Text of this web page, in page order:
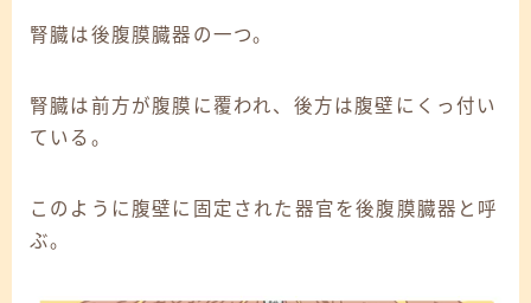
腎臓は後腹膜臓器の一つ。
腎臓は前方が腹膜に覆われ、後方は腹壁にくっ付い
ている。
このように腹壁に固定された器官を後腹膜臓器と呼
ぶ。